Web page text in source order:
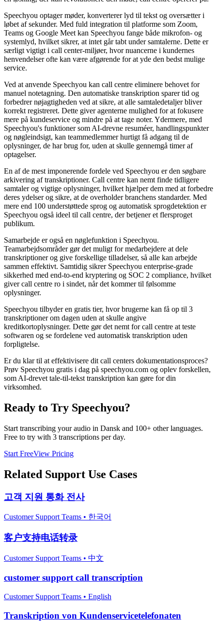
Speechyou optager møder, konverterer lyd til tekst og oversætter i
løbet af sekunder. Med fuld integration til platforme som Zoom,
Teams og Google Meet kan Speechyou fange både mikrofon- og
systemlyd, hvilket sikrer, at intet går tabt under samtalerne. Dette er
særligt vigtigt i call center-miljøer, hvor nuancerne i kundernes
henvendelser ofte kan være afgørende for at yde den bedst mulige
service.
Ved at anvende Speechyou kan call centre eliminere behovet for
manuel notetagning. Den automatiske transkription sparer tid og
forbedrer nøjagtigheden ved at sikre, at alle samtaledetaljer bliver
korrekt registreret. Dette giver agenterne mulighed for at fokusere
mere på kundeservice og mindre på at tage noter. Ydermere, med
Speechyou's funktioner som AI-drevne resuméer, handlingspunkter
og nøgleindsigt, kan teammedlemmer hurtigt få adgang til de
oplysninger, de har brug for, uden at skulle gennemgå timer af
optagelser.
En af de mest imponerende fordele ved Speechyou er den søgbare
arkivering af transkriptioner. Call centre kan nemt finde tidligere
samtaler og vigtige oplysninger, hvilket hjælper dem med at forbedre
deres ydelser og sikre, at de overholder branchens standarder. Med
mere end 100 understøttede sprog og automatisk sprogdetektion er
Speechyou også ideel til call centre, der betjener et flersproget
publikum.
Samarbejde er også en nøglefunktion i Speechyou.
Teamarbejdsområder gør det muligt for medarbejdere at dele
transkriptioner og give forskellige tilladelser, så alle kan arbejde
sammen effektivt. Samtidig sikrer Speechyou enterprise-grade
sikkerhed med end-to-end kryptering og SOC 2 compliance, hvilket
giver call centre ro i sindet, når det kommer til følsomme
oplysninger.
Speechyou tilbyder en gratis tier, hvor brugerne kan få op til 3
transkriptioner om dagen uden at skulle angive
kreditkortoplysninger. Dette gør det nemt for call centre at teste
softwaren og se fordelene ved automatisk transkription uden
forpligtelse.
Er du klar til at effektivisere dit call centers dokumentationsproces?
Prøv Speechyou gratis i dag på speechyou.com og oplev forskellen,
som AI-drevet tale-til-tekst transkription kan gøre for din
virksomhed.
Ready to Try Speechyou?
Start transcribing your audio in Dansk and 100+ other languages.
Free to try with 3 transcriptions per day.
Start FreeView Pricing
Related Support Use Cases
고객 지원 통화 전사
Customer Support Teams • 한국어
客户支持电话转录
Customer Support Teams • 中文
customer support call transcription
Customer Support Teams • English
Transkription von Kundenservicetelefonaten